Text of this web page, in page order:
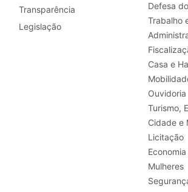
Transparência
Legislação
Defesa
Casa e
Ouvidoria
Cidade e
Licitação
Mulheres